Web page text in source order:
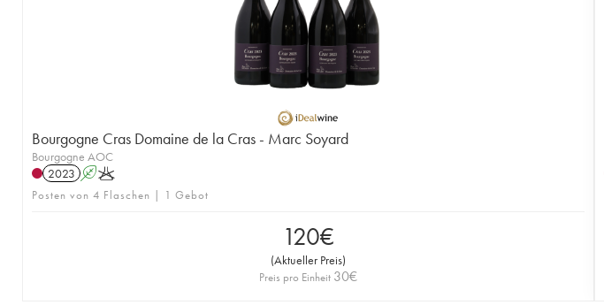
Bourgogne Cras Domaine de la Cras - Marc Soyard
Bourgogne AOC
2023 AK
Posten von 4 Flaschen | 1 Gebot
120€
(Aktueller Preis)
Preis pro Einheit 30€